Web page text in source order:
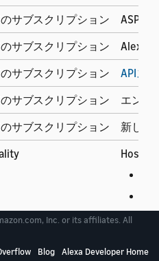
サブスクリプション
ASPコ
サブスクリプション
Alexa
サブスクリプション
APIス
サブスクリプション
エンド
サブスクリプション
新しい
スキル
Inc. or its affiliates. All
Blog Alexa Developer Home